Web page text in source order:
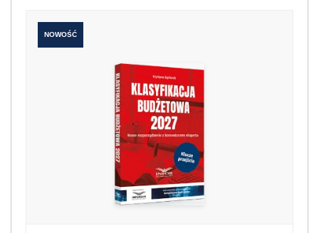
NOWOŚĆ